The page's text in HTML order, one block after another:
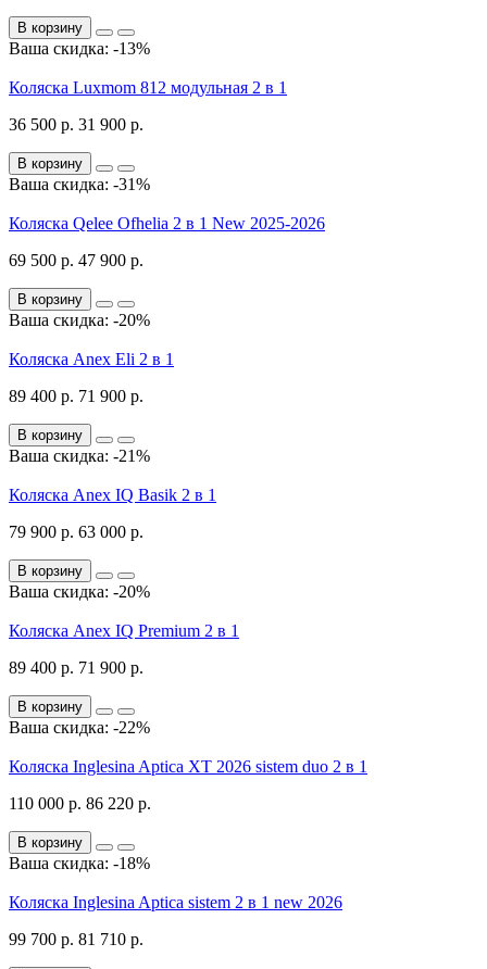
В корзину
Ваша скидка: -13%
Коляска Luxmom 812 модульная 2 в 1
36 500 р. 31 900 р.
В корзину
Ваша скидка: -31%
Коляска Qelee Ofhelia 2 в 1 New 2025-2026
69 500 р. 47 900 р.
В корзину
Ваша скидка: -20%
Коляска Anex Eli 2 в 1
89 400 р. 71 900 р.
В корзину
Ваша скидка: -21%
Коляска Anex IQ Basik 2 в 1
79 900 р. 63 000 р.
В корзину
Ваша скидка: -20%
Коляска Anex IQ Premium 2 в 1
89 400 р. 71 900 р.
В корзину
Ваша скидка: -22%
Коляска Inglesina Aptica XT 2026 sistem duo 2 в 1
110 000 р. 86 220 р.
В корзину
Ваша скидка: -18%
Коляска Inglesina Aptica sistem 2 в 1 new 2026
99 700 р. 81 710 р.